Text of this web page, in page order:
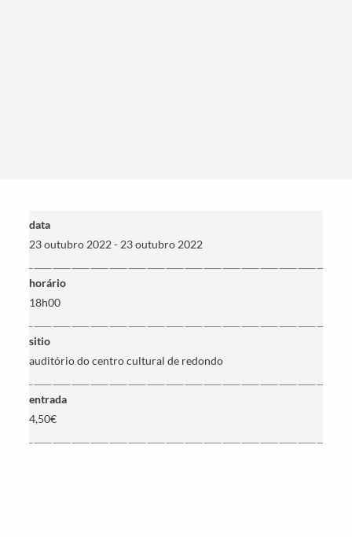
Termo de Pesquisa
Filtros
data
23 outubro 2022 - 23 outubro 2022
horário
18h00
sitio
auditório do centro cultural de redondo
entrada
4,50€